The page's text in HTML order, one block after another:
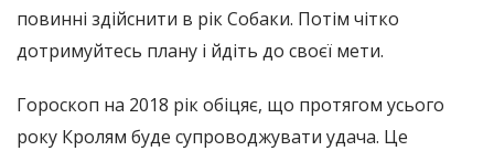
повинні здійснити в рік Собаки. Потім чітко
дотримуйтесь плану і йдіть до своєї мети.
Гороскоп на 2018 рік обіцяє, що протягом усього
року Кролям буде супроводжувати удача. Це